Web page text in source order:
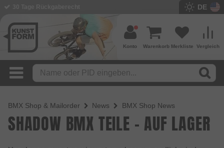
DE
Vergleich
Merkliste
Warenkorb
Konto
BMX Shop & Mailorder News BMX Shop News
SHADOW BMX TEILE - AUF LAGER